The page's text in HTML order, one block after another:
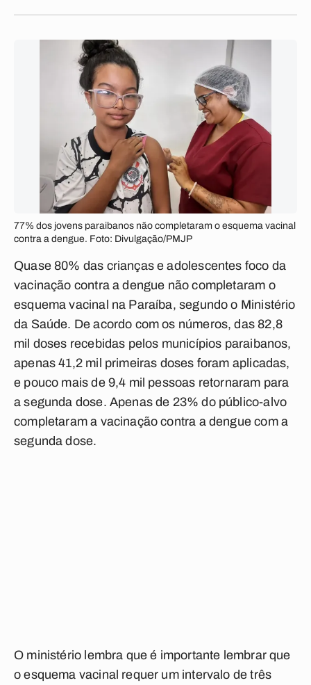
77% dos jovens paraibanos não completaram o esquema vacinal
contra a dengue. Foto: Divulgação/PMJP
Quase 80% das crianças e adolescentes foco da
vacinação contra a dengue não completaram o
esquema vacinal na Paraíba, segundo o Ministério
da Saúde. De acordo com os números, das 82,8
mil doses recebidas pelos municípios paraibanos,
apenas 41,2 mil primeiras doses foram aplicadas,
e pouco mais de 9,4 mil pessoas retornaram para
a segunda dose. Apenas de 23% do público-alvo
completaram a vacinação contra a dengue com a
segunda dose.
O ministério lembra que é importante lembrar que
o esquema vacinal requer um intervalo de três